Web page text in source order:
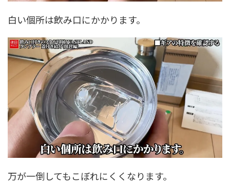
白い個所は飲み口にかかります。
万が一倒してもこぼれにくくなります。